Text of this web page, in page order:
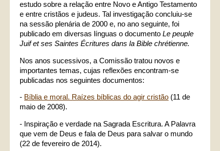
estudo sobre a relação entre Novo e Antigo Testamento
e entre cristãos e judeus. Tal investigação concluiu-se
na sessão plenária de 2000 e, no ano seguinte, foi
publicado em diversas línguas o documentoLe peuple
Juif et ses Saintes Écritures dans la Bible chrétienne.
Nos anos sucessivos, a Comissão tratou novos e
importantes temas, cujas reflexões encontram-se
publicadas nos seguintes documentos:
- Bíblia e moral. Raízes bíblicas do agir cristão (11 de
maio de 2008).
- Inspiração e verdade na Sagrada Escritura. A Palavra
que vem de Deus e fala de Deus para salvar o mundo
(22 de fevereiro de 2014).